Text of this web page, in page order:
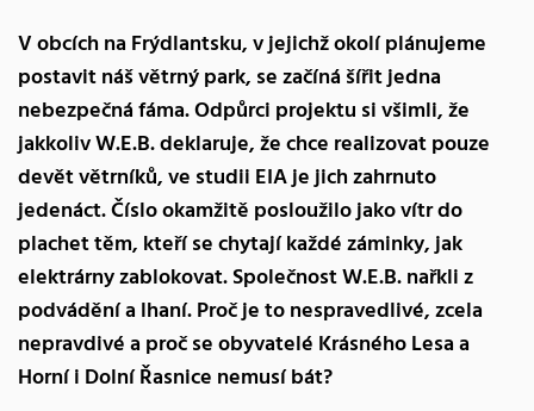
V obcích na Frýdlantsku, v jejichž okolí plánujeme
postavit náš větrný park, se začíná šířit jedna
nebezpečná fáma. Odpůrci projektu si všimli, že
jakkoliv W.E.B. deklaruje, že chce realizovat pouze
devět větrníků, ve studii EIA je jich zahrnuto
jedenáct. Číslo okamžitě posloužilo jako vítr do
plachet těm, kteří se chytají každé záminky, jak
elektrárny zablokovat. Společnost W.E.B. nařkli z
podvádění a lhaní. Proč je to nespravedlivé, zcela
nepravdivé a proč se obyvatelé Krásného Lesa a
Horní i Dolní Řasnice nemusí bát?